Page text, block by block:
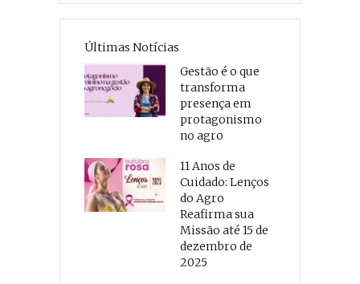
Últimas Notícias
Gestão é o que
transforma
presença em
protagonismo
no agro
11 Anos de
Cuidado: Lenços
do Agro
Reafirma sua
Missão até 15 de
dezembro de
2025